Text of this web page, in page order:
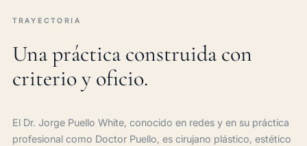
TRAYECTORIA
Una práctica construida con
criterio y oficio.
El Dr. Jorge Puello White, conocido en redes y en su práctica
profesional como Doctor Puello, es cirujano plástico, estético